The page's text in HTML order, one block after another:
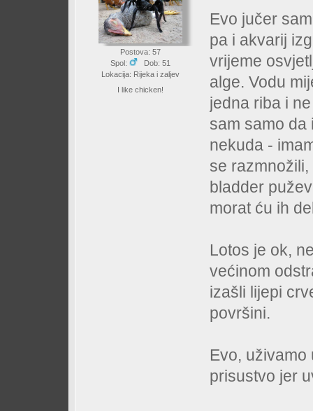
Postova: 57
Spol:
Dob: 51
Lokacija: Rijeka i zaljev
I like chicken!
Evo jučer
pa i akvarij
vrijeme
alge. Vodu
jedna riba i
sam samo da
nekuda -
se
bladder
morat ću ih
Lotos je ok,
većinom
izašli lijepi
površini.
Evo,
prisustvo jer